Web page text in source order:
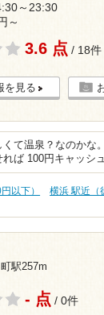
～23:30
～
3.6 点 / 18件
を見る
て温泉？なのかな
ば 100円キャッシ
以下） 横浜 駅近（
駅257m
- 点 / 0件